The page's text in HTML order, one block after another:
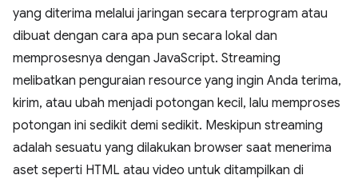
yang diterima melalui jaringan secara terprogram atau
dibuat dengan cara apa pun secara lokal dan
memprosesnya dengan JavaScript. Streaming
melibatkan penguraian resource yang ingin Anda terima,
kirim, atau ubah menjadi potongan kecil, lalu memproses
potongan ini sedikit demi sedikit. Meskipun streaming
adalah sesuatu yang dilakukan browser saat menerima
aset seperti HTML atau video untuk ditampilkan di